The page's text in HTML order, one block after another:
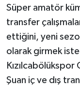
Süper amatör
transfer
ettiğini, yeni
olarak girmek
Şuan iç ve dış